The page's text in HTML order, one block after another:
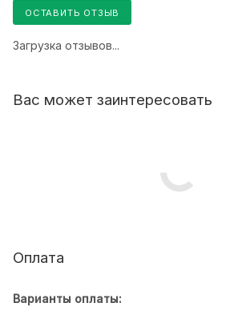
ОСТАВИТЬ ОТЗЫВ
Загрузка отзывов...
Вас может заинтересовать
Оплата
Варианты оплаты: